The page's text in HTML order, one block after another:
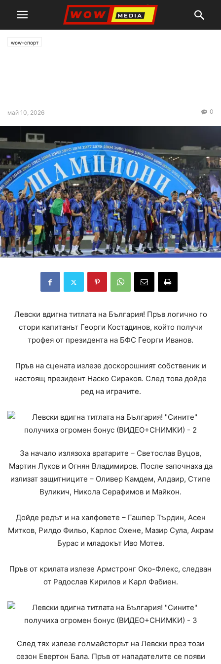
wow-спорт
май 10, 2026 0
Левски вдигна титлата на България! Пръв логично го
стори капитанът Георги Костадинов, който получи
трофея от президента на БФC Георги Иванов.
Пръв на сцената излезе доскорошният собственик и
настоящ президент Наско Сираков. След това дойде
ред на играчите.
За начало излязоха вратарите – Светослав Вуцов,
Мартин Луков и Огнян Владимиров. После започнаха да
излизат защитниците – Оливер Камдем, Алдаир, Стипе
Вуликич, Никола Серафимов и Майкон.
Дойде редът и на халфовете – Гашпер Търдин, Асен
Митков, Рилдо Фильо, Карлос Охене, Мазир Сула, Акрам
Бурас и младокът Иво Мотев.
Пръв от крилата излезе Армстронг Око-Флекс, следван
от Радослав Кирилов и Карл Фабиен.
След тях излезе голмайсторът на Левски през този
сезон Евертон Бала. Пръв от нападателите се появи